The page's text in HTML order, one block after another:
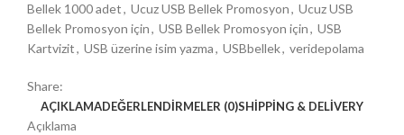
Bellek 1000 adet, Ucuz USB Bellek Promosyon, Ucuz USB
Bellek Promosyon için, USB Bellek Promosyon için, USB
Kartvizit, USB üzerine isim yazma, USBbellek, veridepolama
Share:
AÇIKLAMADEĞERLENDIRMELER (0)SHIPPING & DELIVERY
Açıklama